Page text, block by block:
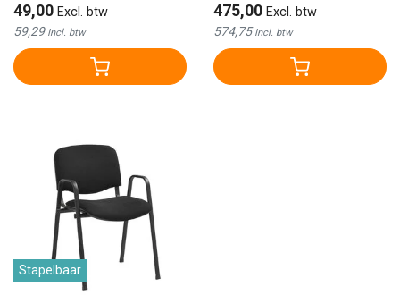
49,00 Excl. btw
59,29 Incl. btw
475,00 Excl. btw
574,75Incl. btw
Stapelbaar